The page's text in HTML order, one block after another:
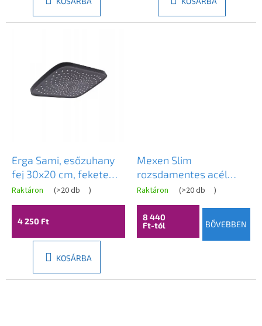
Erga Sami, esőzuhany
fej 30x20 cm, fekete
matt, ERG-YKA-
BP.SAMI-XL-BLK
Raktáron (>20 db )
4 250 Ft
KOSÁRBA
Mexen Slim
rozsdamentes acél
zuhanyfej 25 x 25 cm,
króm, 79125-00
Raktáron (>20 db )
8 440
Ft-tól
BŐVEBBEN